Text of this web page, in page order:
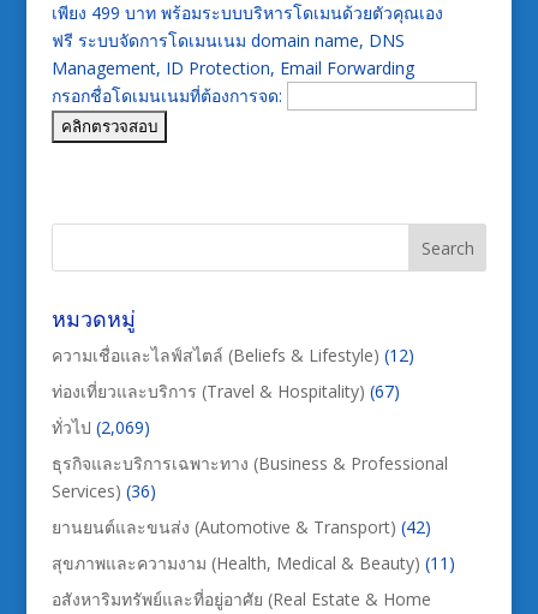
เพียง 499 บาท พร้อมระบบบริหารโดเมนด้วยตัวคุณเอง
ฟรี ระบบจัดการโดเมนเนม domain name, DNS
Management, ID Protection, Email Forwarding
กรอกชื่อโดเมนเนมที่ต้องการจด:
หมวดหมู่
ความเชื่อและไลฟ์สไตล์ (Beliefs & Lifestyle) (12)
ท่องเที่ยวและบริการ (Travel & Hospitality) (67)
ทั่วไป (2,069)
ธุรกิจและบริการเฉพาะทาง (Business & Professional
Services) (36)
ยานยนต์และขนส่ง (Automotive & Transport) (42)
สุขภาพและความงาม (Health, Medical & Beauty) (11)
อสังหาริมทรัพย์และที่อยู่อาศัย (Real Estate & Home